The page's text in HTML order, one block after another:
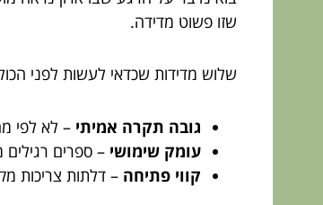
שזו פשוט מדידה.
שלוש מדידות שכדאי לעשות לפני
גובה תקרה אמיתי – לא לפי
עומק שימושי – ספרים רגילים מסתדרים סביב 25-30
קווי פתיחה – דלתות צריכות